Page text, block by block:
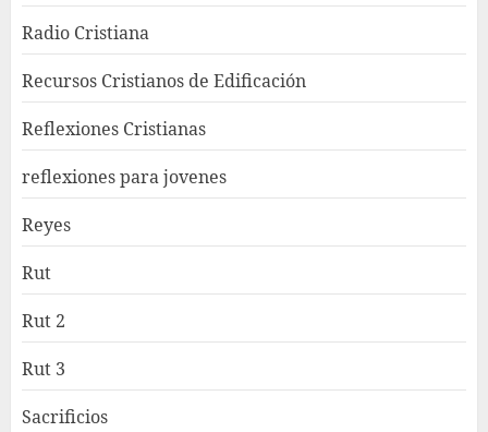
Radio Cristiana
Recursos Cristianos de Edificación
Reflexiones Cristianas
reflexiones para jovenes
Reyes
Rut
Rut 2
Rut 3
Sacrificios